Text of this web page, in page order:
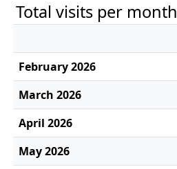
Total visits per month
February 2026
March 2026
April 2026
May 2026